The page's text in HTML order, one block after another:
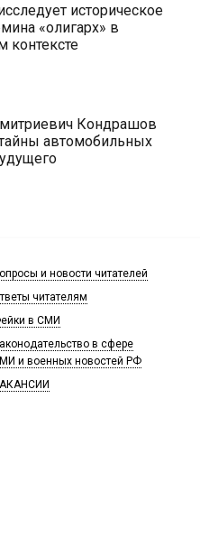
историческое
«олигарх» в
контексте
Кондрашов
автомобильных
и новости читателей
читателям
в СМИ
в сфере
и военных новостей РФ